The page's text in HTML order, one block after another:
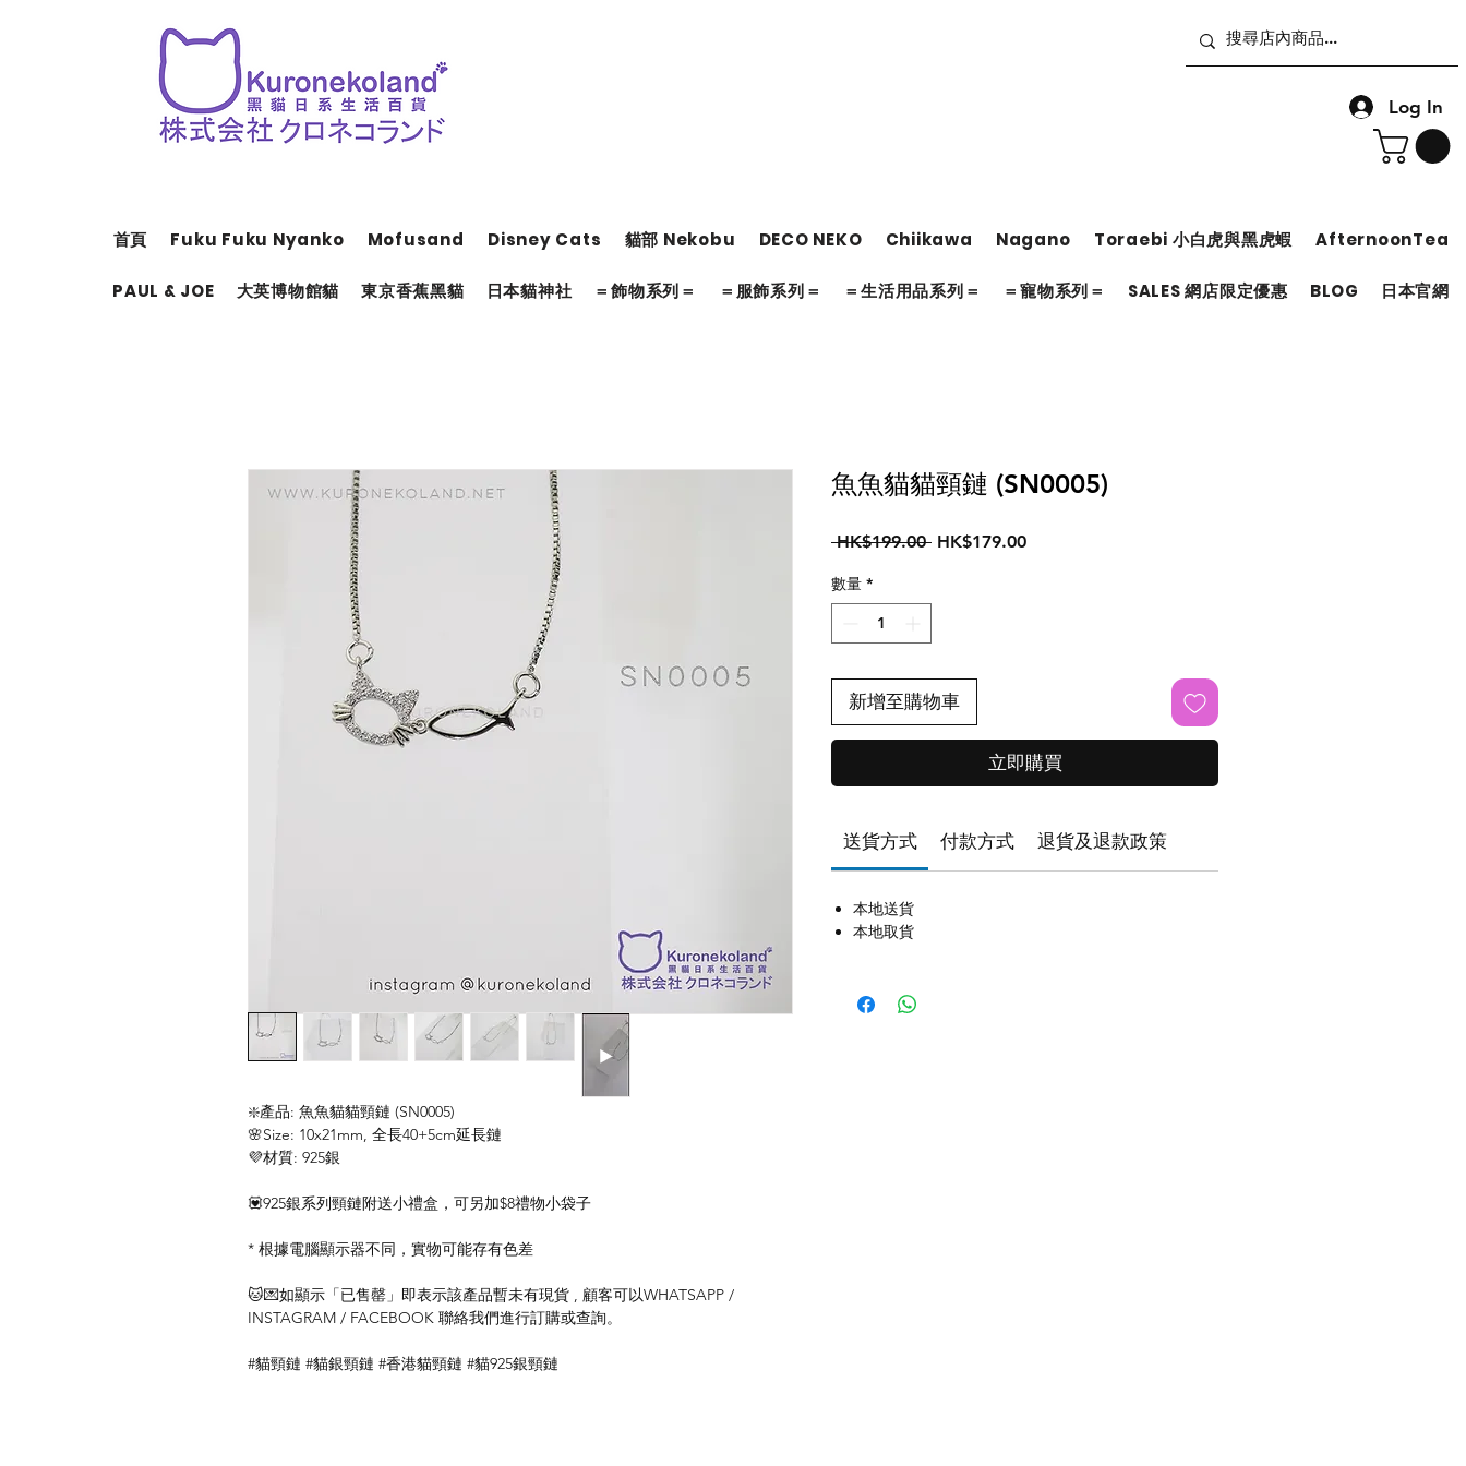
Log In
首頁 Fuku Fuku Nyanko Mofusand Disney Cats 貓部 Nekobu DECO NEKO Chiikawa Nagano Toraebi 小白虎與黑虎蝦 AfternoonTea
PAUL & JOE 大英博物館貓 東京香蕉黑貓 日本貓神社 ＝飾物系列＝ ＝服飾系列＝ ＝生活用品系列＝ ＝寵物系列＝ SALES 網店限定優惠 BLOG 日本官網
❇️產品: 魚魚貓貓頸鏈 (SN0005)
🌸Size: 10x21mm, 全長40+5cm延長鏈
💜材質: 925銀
💟925銀系列頸鏈附送小禮盒，可另加$8禮物小袋子
* 根據電腦顯示器不同，實物可能存有色差
🐱💌如顯示「已售罄」即表示該產品暫未有現貨 , 顧客可以WHATSAPP /
INSTAGRAM / FACEBOOK 聯絡我們進行訂購或查詢。
#貓頸鏈 #貓銀頸鏈 #香港貓頸鏈 #貓925銀頸鏈
魚魚貓貓頸鏈 (SN0005)
HK$199.00 一
格
HK$179.00促
數量 *
新增至購物車
立即購買
送貨方式 付款方式 退貨及退款政策
本地送貨
本地取貨